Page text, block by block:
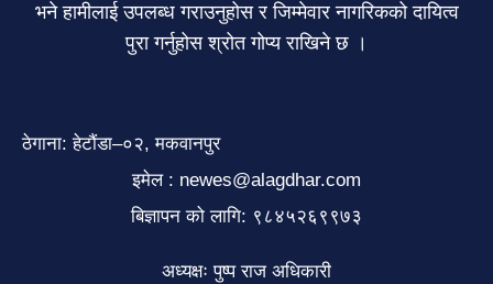
भने हामीलाई उपलब्ध गराउनुहोस र जिम्मेवार नागरिकको दायित्व
पुरा गर्नुहोस श्रोत गोप्य राखिने छ ।
ठेगाना: हेटौंडा–०२, मकवानपुर
इमेल : newes@alagdhar.com
बिज्ञापन को लागि: ९८४५२६९९७३
अध्यक्षः पुष्प राज अधिकारी